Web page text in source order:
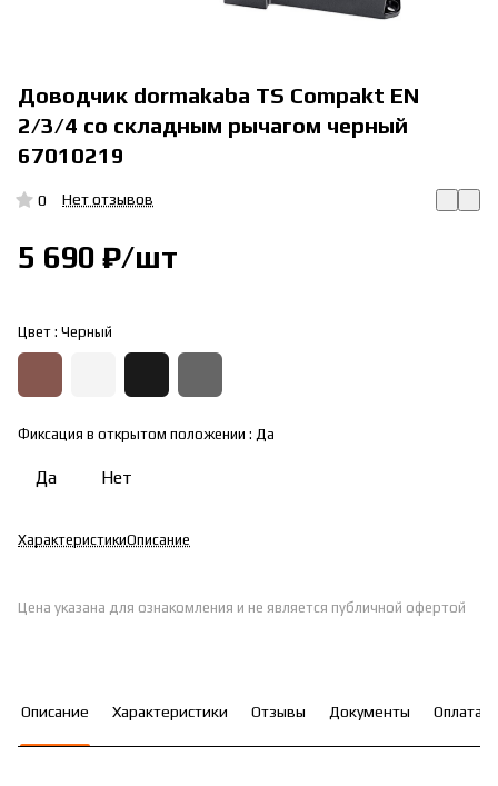
Доводчик dormakaba TS Compakt EN
2/3/4 со складным рычагом черный
67010219
0 Нет отзывов
5 690 ₽/шт
Цвет : Черный
Фиксация в открытом положении : Да
Да Нет
ХарактеристикиОписание
Цена указана для ознакомления и не является публичной офертой
Описание Характеристики Отзывы Документы Оплата